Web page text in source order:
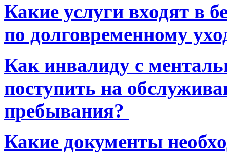
Какие услуги входят в
по долговременному
Как инвалиду с
поступить на
пребывания?
Какие документы